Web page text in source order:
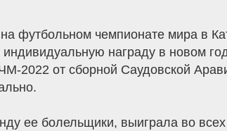
футбольном чемпионате мира в
награду в новом
2022 от сборной Саудовской
ее болельщики, выиграла во